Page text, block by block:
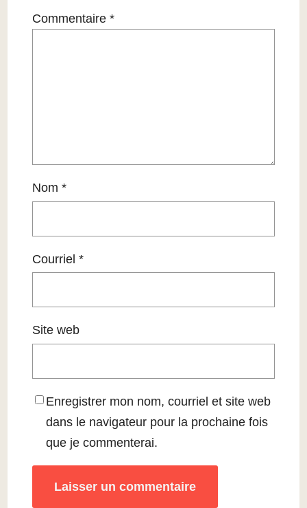
Commentaire *
Nom *
Courriel *
Site web
Enregistrer mon nom, courriel et site web
dans le navigateur pour la prochaine fois
que je commenterai.